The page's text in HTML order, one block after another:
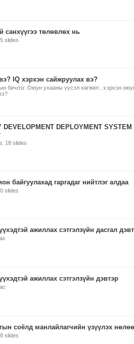
санхүүгээ төлөвлөх нь
slides
IQ хэрхэн сайжруулах вэ?
бичлэг. Оюун ухааны үүсэл хөгжил , хэрхэн
DEVELOPMENT DEPLOYMENT SYSTEM
18 slides
байгуулахад гаргадаг нийтлэг алдаа
slides
ажиллах сэтгэлзүйн дасгал
ажиллах сэтгэлзүйн дэвтэр
соёлд манлайлагчийн үзүүлэх нөлөө
slides